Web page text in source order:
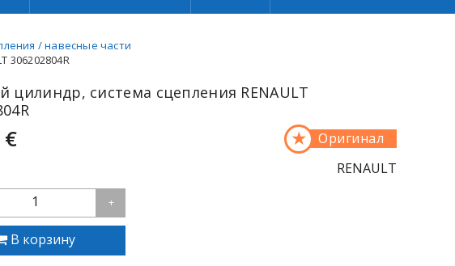
/ навесные части
306202804R
цилиндр, система сцепления RENAULT
Оригинал
★
RENAULT
1 +
В корзину